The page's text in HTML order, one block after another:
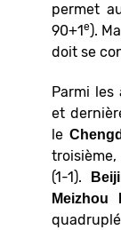
permet
90+1e).
doit se
Parmi
et
le
(1-1).
Meizhou